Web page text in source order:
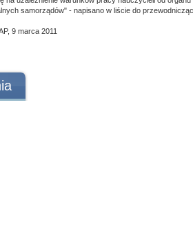
samorządów" - napisano w liście do
9 marca 2011